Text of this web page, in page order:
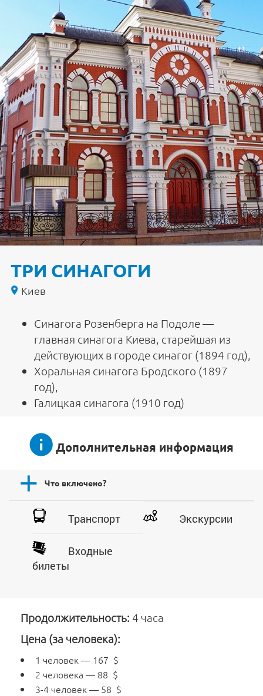
ТРИ СИНАГОГИ
Киев
Синагога Розенберга на Подоле —
главная синагога Киева, старейшая из
действующих в городе синагог (1894 год),
Хоральная синагога Бродского (1897
год),
Галицкая синагога (1910 год)
Дополнительная информация
Что включено?
Транспорт Экскурсии
Входные
билеты
Продолжительность: 4 часа
Цена (за человека):
1 человек — 167 $
2 человека — 88 $
3-4 человек — 58 $